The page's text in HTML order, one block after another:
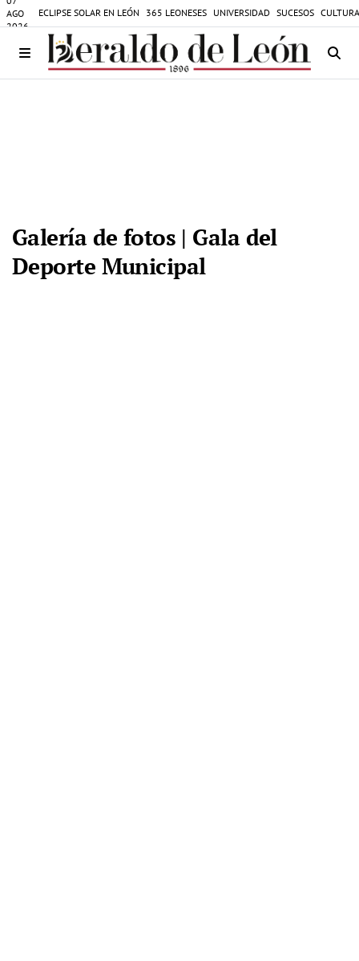
AGO
2026
ECLIPSE SOLAR EN LEÓN 365 LEONESES UNIVERSIDAD SUCESOS
Galería de fotos | Gala del
Deporte Municipal